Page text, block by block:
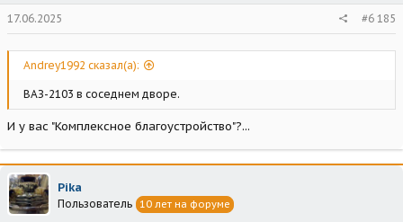
17.06.2025 #6 185
Andrey1992 сказал(а):
ВАЗ-2103 в соседнем дворе.
И у вас "Комплексное благоустройство"?...
Pika
Пользователь 10 лет на форуме